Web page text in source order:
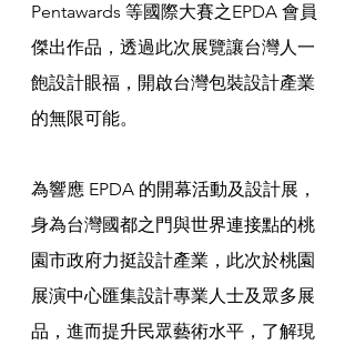
Pentawards 等國際大賽之EPDA 會員
傑出作品，透過此次展覽讓台灣人一
飽設計眼福，開啟台灣包裝設計產業
的無限可能。
為響應 EPDA 的開幕活動及設計展，
身為台灣國都之門與世界連接點的桃
園市政府力挺設計產業，此次於桃園
展演中心匯集設計專業人士及眾多展
品，進而提升民眾藝術水平，了解現